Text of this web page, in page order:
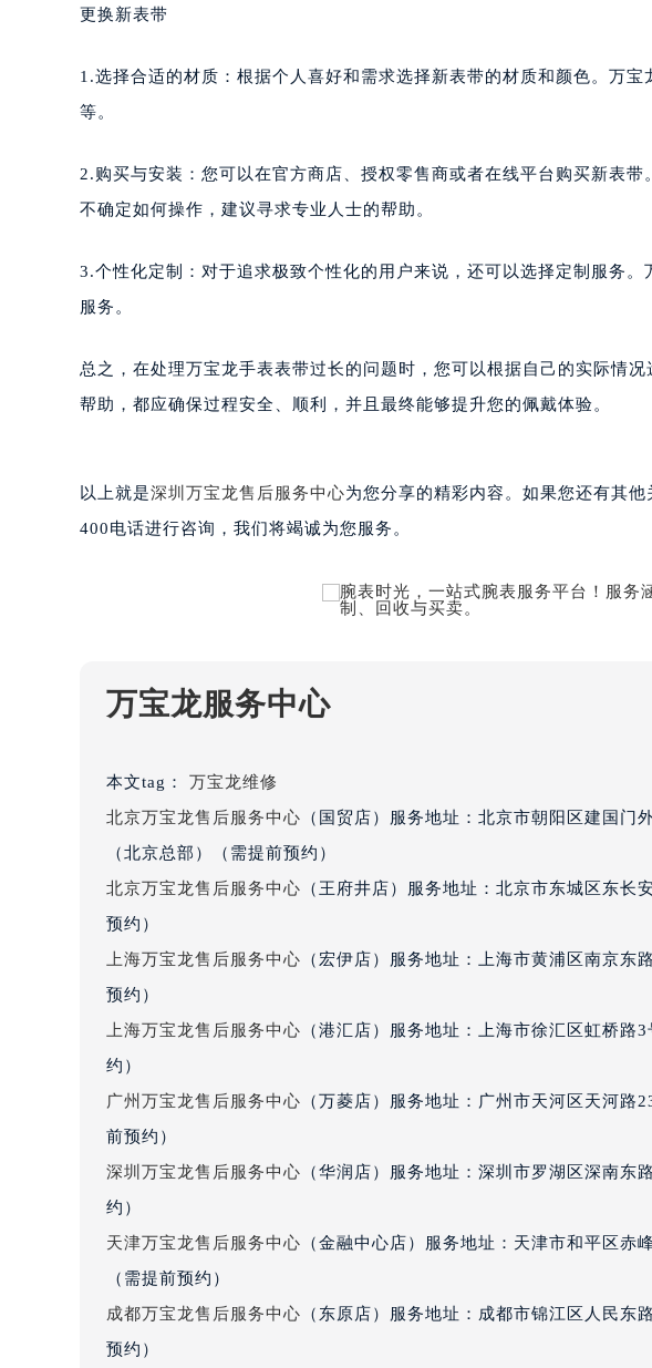
昆明市盘龙区北京路928号同德昆明广场写字楼10层06
海口市龙华区金贸东路5号海口华润大厦B座17层1707室
唐山市路南区新华东道100号万达广场写字楼A座10层
内蒙古自治区呼和浩特市玉泉区大学西街70号华润万象
黑龙江省大庆市萨尔图区会战大街万宝龙售后服务中心
黑龙江省佳木斯市向阳区长安路万宝龙售后服务中心（
黑龙江省双鸭山市尖山区新兴大街万宝龙售后服务中心（
吉林省白城市洮北区明仁南街万宝龙售后服务中心（需提
吉林省辽源市龙山区人民大街万宝龙售后服务中心（需提
吉林省梅河口市新华街道梅河大街万宝龙售后服务中心（
吉林省四平市铁东区紫气大路与南九经街交汇处万宝龙
吉林省松原市宁江区五环大街万宝龙售后服务中心（需
吉林省延边市延吉市解放路万宝龙售后服务中心（需提前
辽宁省朝阳市双塔区新华路万宝龙售后服务中心（需提前
辽宁省抚顺市新抚区东一路万宝龙售后服务中心（需提前
辽宁省葫芦岛市连山区中央路万宝龙售后服务中心（需
辽宁省铁岭市银州区南马路万宝龙售后服务中心（需提前
辽宁省营口市站前区市府路与渤海大街交叉口万宝龙售
更换新表带
1.选择合适的材质：根据个人喜好和需求选择新表带的材质和颜色。万
等。
2.购买与安装：您可以在官方商店、授权零售商或者在线平台购买新表
不确定如何操作，建议寻求专业人士的帮助。
3.个性化定制：对于追求极致个性化的用户来说，还可以选择定制服务
服务。
总之，在处理万宝龙手表表带过长的问题时，您可以根据自己的实际情
帮助，都应确保过程安全、顺利，并且最终能够提升您的佩戴体验。
以上就是深圳万宝龙售后服务中心为您分享的精彩内容。如果您还有其
400电话进行咨询，我们将竭诚为您服务。
万宝龙服务中心
本文tag： 万宝龙维修
北京万宝龙售后服务中心 （国贸店）服务地址：北京市朝阳区建国
（北京总部）（需提前预约）
北京万宝龙售后服务中心 （王府井店）服务地址：北京市东城区东
预约）
上海万宝龙售后服务中心 （宏伊店）服务地址：上海市黄浦区南京
预约）
上海万宝龙售后服务中心 （港汇店）服务地址：上海市徐汇区虹桥
约）
广州万宝龙售后服务中心 （万菱店）服务地址：广州市天河区天河
前预约）
深圳万宝龙售后服务中心 （华润店）服务地址：深圳市罗湖区深南
约）
天津万宝龙售后服务中心 （金融中心店）服务地址：天津市和平区
（需提前预约）
成都万宝龙售后服务中心 （东原店）服务地址：成都市锦江区人民
预约）